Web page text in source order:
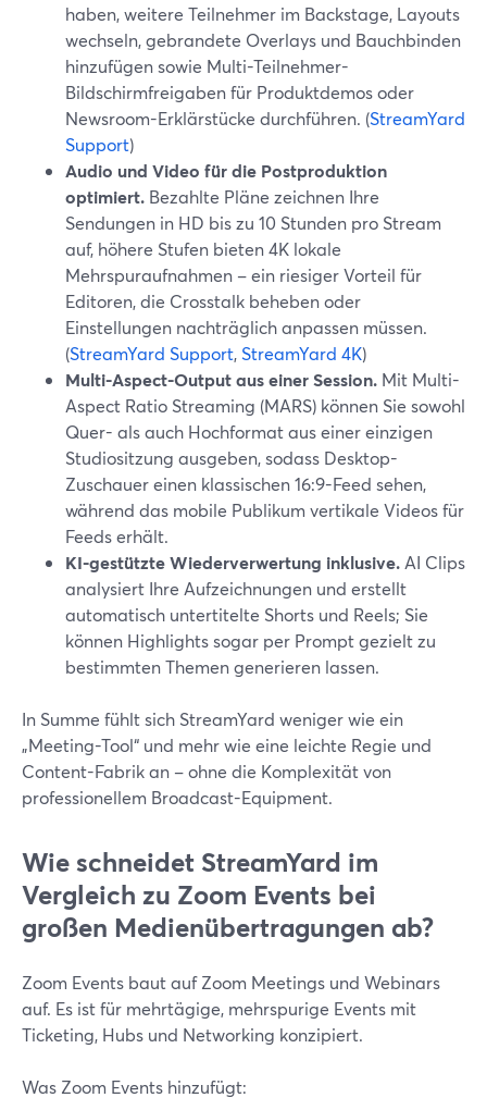
haben, weitere Teilnehmer im Backstage, Layouts
wechseln, gebrandete Overlays und Bauchbinden
hinzufügen sowie Multi-Teilnehmer-
Bildschirmfreigaben für Produktdemos oder
Newsroom-Erklärstücke durchführen. (StreamYard
Support)
Audio und Video für die Postproduktion
optimiert. Bezahlte Pläne zeichnen Ihre
Sendungen in HD bis zu 10 Stunden pro Stream
auf, höhere Stufen bieten 4K lokale
Mehrspuraufnahmen – ein riesiger Vorteil für
Editoren, die Crosstalk beheben oder
Einstellungen nachträglich anpassen müssen.
(StreamYard Support,StreamYard 4K)
Multi-Aspect-Output aus einer Session. Mit Multi-
Aspect Ratio Streaming (MARS) können Sie sowohl
Quer- als auch Hochformat aus einer einzigen
Studiositzung ausgeben, sodass Desktop-
Zuschauer einen klassischen 16:9-Feed sehen,
während das mobile Publikum vertikale Videos für
Feeds erhält.
KI-gestützte Wiederverwertung inklusive. AI Clips
analysiert Ihre Aufzeichnungen und erstellt
automatisch untertitelte Shorts und Reels; Sie
können Highlights sogar per Prompt gezielt zu
bestimmten Themen generieren lassen.
In Summe fühlt sich StreamYard weniger wie ein
„Meeting-Tool“ und mehr wie eine leichte Regie und
Content-Fabrik an – ohne die Komplexität von
professionellem Broadcast-Equipment.
Wie schneidet StreamYard im
Vergleich zu Zoom Events bei
großen Medienübertragungen ab?
Zoom Events baut auf Zoom Meetings und Webinars
auf. Es ist für mehrtägige, mehrspurige Events mit
Ticketing, Hubs und Networking konzipiert.
Was Zoom Events hinzufügt: